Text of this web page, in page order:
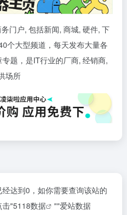
门户, 包括新闻, 商城, 硬件, 下
个大型频道，每天发布大量各
题，是IT行业的厂商, 经销商,
场所
达到0，如你需要查询该站的
击"5118数据 ""爱站数据